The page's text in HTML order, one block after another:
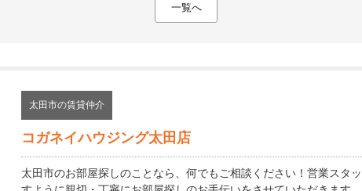
一覧へ
太田市の賃貸仲介
コガネイハウジング太田店
太田市のお部屋探しのことなら、何でもご相談ください！営業スタ